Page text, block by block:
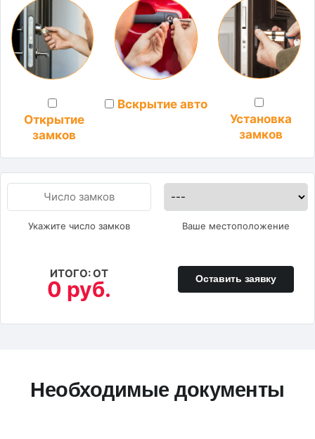
Открытие
замков
Вскрытие авто
Установка
замков
Укажите число замков Ваше местоположение
ИТОГО: ОТ
0 руб. Оставить заявку
Необходимые документы